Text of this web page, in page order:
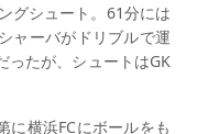
グシュート。61分には
ャーバがドリブルで運
ったが、シュートはGK
に横浜FCにボールをも